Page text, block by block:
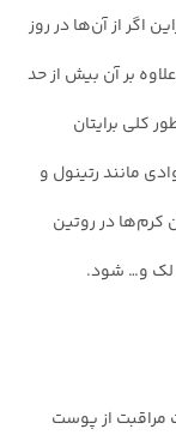
اگر از آن‌ها در روز
بر آن بیش از حد
کلی برایتان
مانند رتینول و
کرم‌ها در روتین
لک و… شود.
مراقبت از پوست